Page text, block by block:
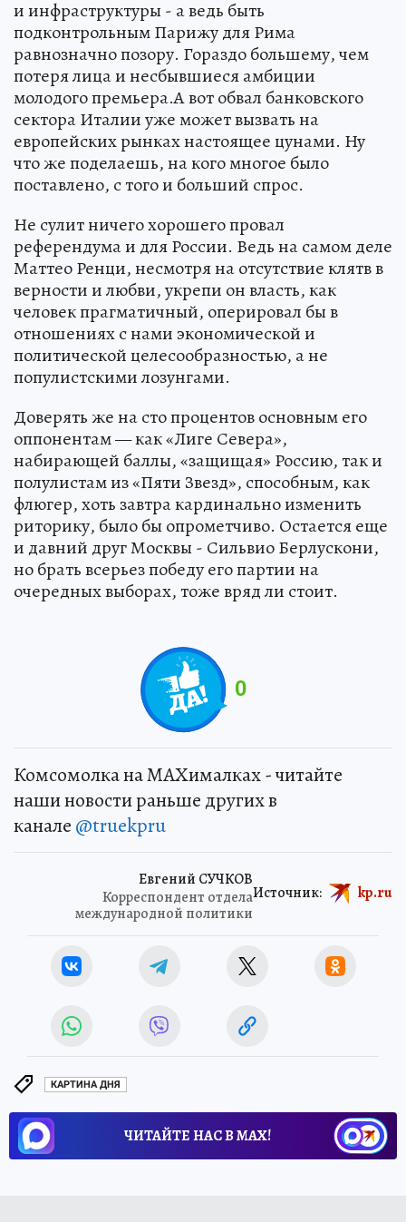
и инфраструктуры - а ведь быть
подконтрольным Парижу для Рима
равнозначно позору. Гораздо большему, чем
потеря лица и несбывшиеся амбиции
молодого премьера.А вот обвал банковского
сектора Италии уже может вызвать на
европейских рынках настоящее цунами. Ну
что же поделаешь, на кого многое было
поставлено, с того и больший спрос.
Не сулит ничего хорошего провал
референдума и для России. Ведь на самом деле
Маттео Ренци, несмотря на отсутствие клятв в
верности и любви, укрепи он власть, как
человек прагматичный, оперировал бы в
отношениях с нами экономической и
политической целесообразностью, а не
популистскими лозунгами.
Доверять же на сто процентов основным его
оппонентам — как «Лиге Севера»,
набирающей баллы, «защищая» Россию, так и
полулистам из «Пяти Звезд», способным, как
флюгер, хоть завтра кардинально изменить
риторику, было бы опрометчиво. Остается еще
и давний друг Москвы - Сильвио Берлускони,
но брать всерьез победу его партии на
очередных выборах, тоже вряд ли стоит.
0
Комсомолка на MAXималках - читайте
наши новости раньше других в
канале @truekpru
Евгений СУЧКОВ
Корреспондент отдела
международной политики
Источник: kp.ru
КАРТИНА ДНЯ
ЧИТАЙТЕ НАС В МАХ!